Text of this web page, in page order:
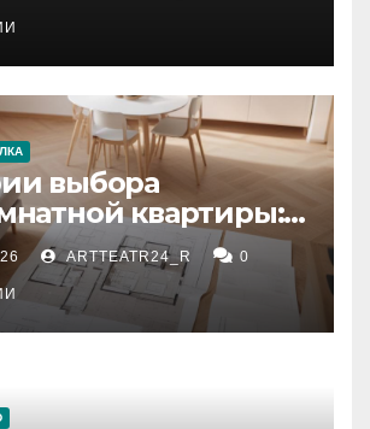
выбора
квартиры:
площадь,
и документация
ARTTEATR24_R 0